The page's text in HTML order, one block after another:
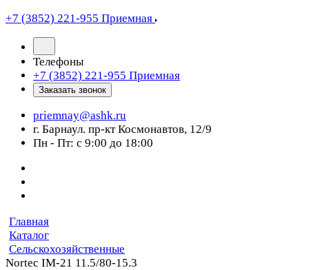
+7 (3852) 221-955 Приемная
Телефоны
+7 (3852) 221-955 Приемная
Заказать звонок
priemnay@ashk.ru
г. Барнаул. пр-кт Космонавтов, 12/9
Пн - Пт: с 9:00 до 18:00
Главная
Каталог
Сельскохозяйственные
Nortec IM-21 11.5/80-15.3